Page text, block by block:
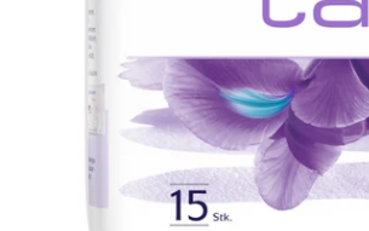
Sie das Medium 0 im Modalformat